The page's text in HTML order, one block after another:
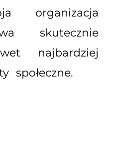
organizacja
skutecznie
najbardziej
społeczne.